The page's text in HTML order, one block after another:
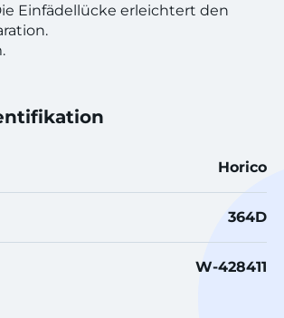
Einfädellücke erleichtert den
Horico
364D
W-428411